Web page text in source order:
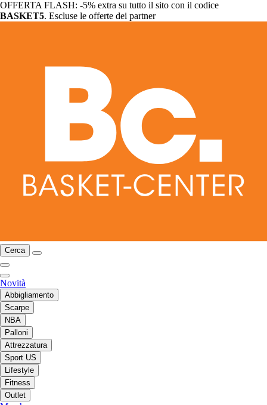
OFFERTA FLASH: -5% extra su tutto il sito con il codice
BASKET5. Escluse le offerte dei partner
Cerca
Novità
Abbigliamento
Scarpe
NBA
Palloni
Attrezzatura
Sport US
Lifestyle
Fitness
Outlet